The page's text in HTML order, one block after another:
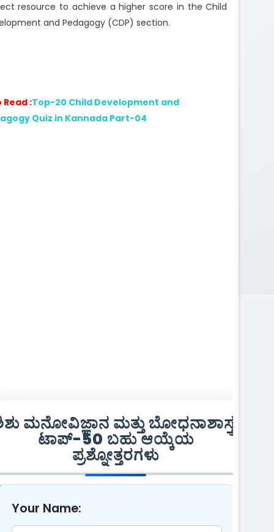
resource to achieve a higher score in the Child
and Pedagogy (CDP) section.
Read :Top-20 Child Development and
Quiz in Kannada Part-04
ಮನೋವಿಜ್ಞಾನ ಮತ್ತು ಬೋಧನಾಶಾಸ್ತ್ರ
ಟಾಪ್-50 ಬಹು ಆಯ್ಕೆಯ
ಪ್ರಶ್ನೋತ್ತರಗಳು
Your Name: